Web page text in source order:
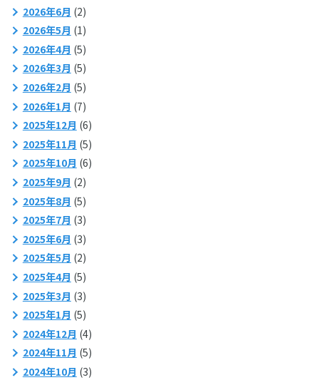
2026年6月 (2)
2026年5月 (1)
2026年4月 (5)
2026年3月 (5)
2026年2月 (5)
2026年1月 (7)
2025年12月 (6)
2025年11月 (5)
2025年10月 (6)
2025年9月 (2)
2025年8月 (5)
2025年7月 (3)
2025年6月 (3)
2025年5月 (2)
2025年4月 (5)
2025年3月 (3)
2025年1月 (5)
2024年12月 (4)
2024年11月 (5)
2024年10月 (3)